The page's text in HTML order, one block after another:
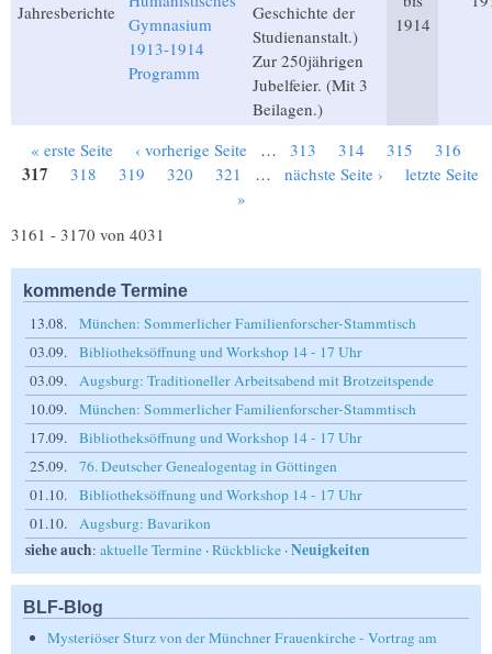
Jahresberichte
Gymnasium
1913-1914
Programm
Geschichte der
Studienanstalt.)
Zur 250jährigen
Jubelfeier. (Mit 3
Beilagen.)
1914
Seiten
« erste Seite ‹ vorherige Seite … 313 314 315 316
317 318 319 320 321 … nächste Seite ›
letzte Seite
»
3161 - 3170 von 4031
kommende Termine
13.08.
München: Sommerlicher Familienforscher-Stammtisch
03.09.
Bibliotheksöffnung und Workshop 14 - 17 Uhr
03.09.
Augsburg: Traditioneller Arbeitsabend mit Brotzeitspende
10.09.
München: Sommerlicher Familienforscher-Stammtisch
17.09.
Bibliotheksöffnung und Workshop 14 - 17 Uhr
25.09.
76. Deutscher Genealogentag in Göttingen
01.10.
Bibliotheksöffnung und Workshop 14 - 17 Uhr
01.10.
Augsburg: Bavarikon
siehe auch: aktuelle Termine ·Rückblicke ·Neuigkeiten
BLF-Blog
Mysteriöser Sturz von der Münchner Frauenkirche - Vortrag am